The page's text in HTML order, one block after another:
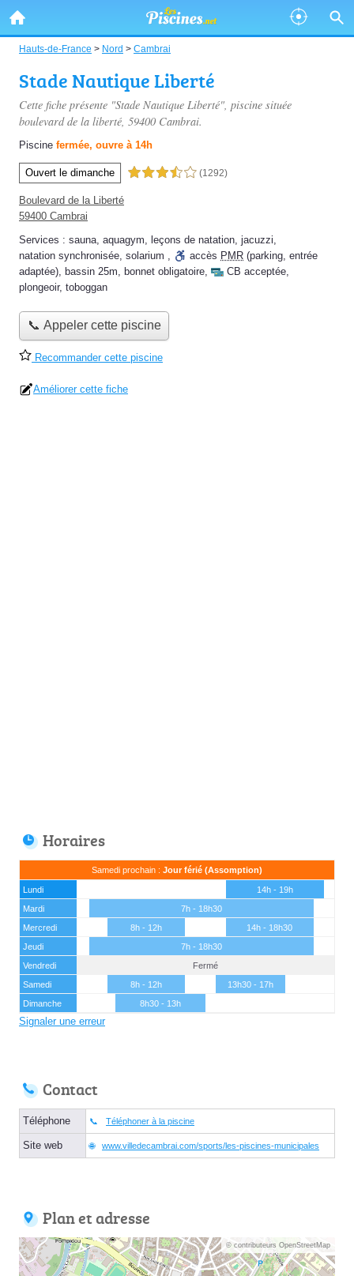
Hauts-de-France > Nord > Cambrai
Stade Nautique Liberté
Cette fiche présente "Stade Nautique Liberté", piscine située
boulevard de la liberté, 59400 Cambrai.
Piscine fermée, ouvre à 14h
Ouvert le dimanche 3,5 étoiles sur 5 (1292)
Boulevard de la Liberté
59400 Cambrai
Services : sauna, aquagym, leçons de natation, jacuzzi,
natation synchronisée, solarium , accès PMR (parking, entrée
adaptée), bassin 25m, bonnet obligatoire, CB acceptée,
plongeoir, toboggan
📞 Appeler cette piscine
Recommander cette piscine
Améliorer cette fiche
Horaires
Samedi prochain : Jour férié (Assomption)
Lundi
14h - 19h
Mardi
7h - 18h30
Mercredi
8h - 12h
14h - 18h30
Jeudi
7h - 18h30
Vendredi
Fermé
Samedi
8h - 12h
13h30 - 17h
Dimanche
8h30 - 13h
Signaler une erreur
Contact
Téléphone Téléphoner à la piscine
Site web www.villedecambrai.com/sports/les-piscines-municipales
Plan et adresse
© contributeurs OpenStreetMap